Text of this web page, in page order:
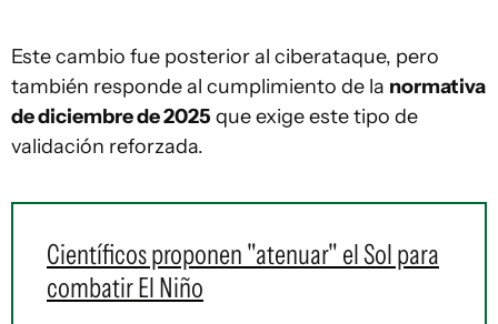
Este cambio fue posterior al ciberataque, pero
también responde al cumplimiento de la normativa
de diciembre de 2025 que exige este tipo de
validación reforzada.
Científicos proponen "atenuar" el Sol para
combatir El Niño